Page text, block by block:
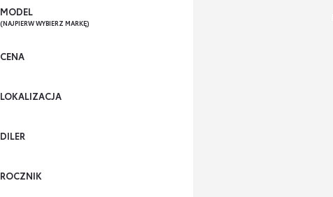
MODEL
(NAJPIERW WYBIERZ MARKĘ)
CENA
LOKALIZACJA
DILER
ROCZNIK